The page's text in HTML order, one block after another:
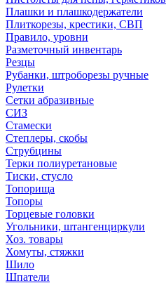
Плашки и плашкодержатели
Плиткорезы, крестики, СВП
Правило, уровни
Разметочный инвентарь
Резцы
Рубанки, штроборезы ручные
Рулетки
Сетки абразивные
СИЗ
Стамески
Степлеры, скобы
Струбцины
Терки полиуретановые
Тиски, стусло
Топорища
Топоры
Торцевые головки
Угольники, штангенциркули
Хоз. товары
Хомуты, стяжки
Шило
Шпатели